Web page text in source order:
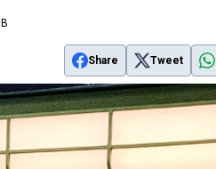
Share Tweet